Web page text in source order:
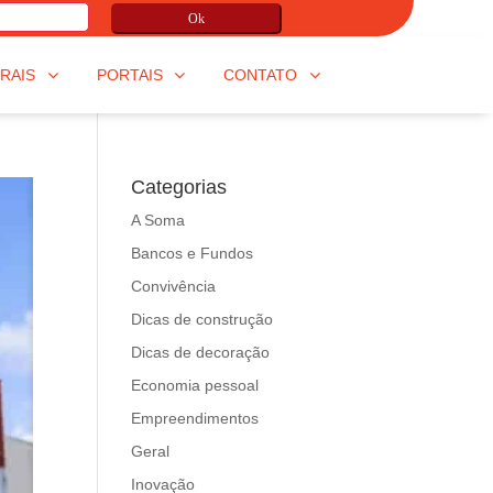
Ok
PORTAIS CONTATO
Categorias
A Soma
Bancos e Fundos
Convivência
Dicas de construção
Dicas de decoração
Economia pessoal
Empreendimentos
Geral
Inovação